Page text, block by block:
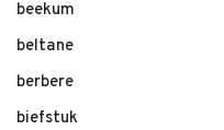
beekum
beltane
berbere
biefstuk